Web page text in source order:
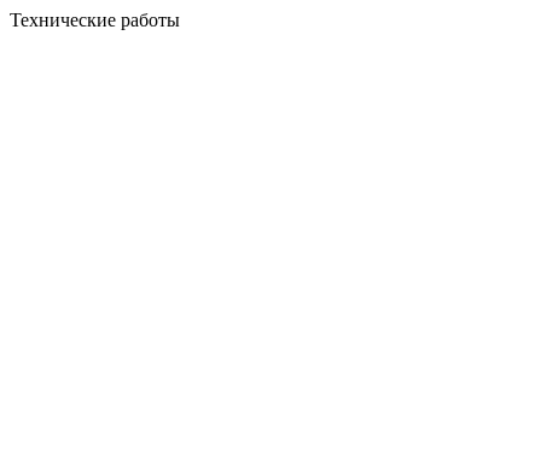
Технические работы